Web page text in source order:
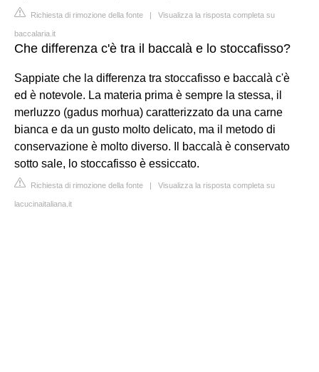
Richiesta di rimozione della fonte | Visualizza la risposta completa su
baccalaria.it
Che differenza c'è tra il baccalà e lo stoccafisso?
Sappiate che la differenza tra stoccafisso e baccalà c'è
ed è notevole. La materia prima è sempre la stessa, il
merluzzo (gadus morhua) caratterizzato da una carne
bianca e da un gusto molto delicato, ma il metodo di
conservazione è molto diverso. Il baccalà è conservato
sotto sale, lo stoccafisso è essiccato.
Richiesta di rimozione della fonte | Visualizza la risposta completa su
lacucinaitaliana.it